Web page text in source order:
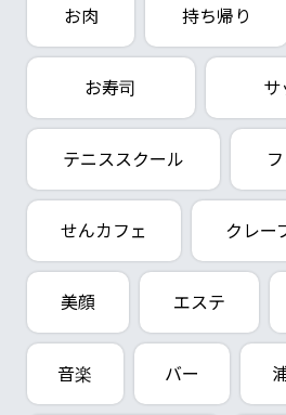
お肉 持ち帰り
お寿司 サ
テニススクール
せんカフェ クレー
美顔 エステ
音楽 バー